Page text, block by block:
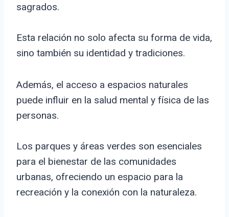
sagrados.
Esta relación no solo afecta su forma de vida,
sino también su identidad y tradiciones.
Además, el acceso a espacios naturales
puede influir en la salud mental y física de las
personas.
Los parques y áreas verdes son esenciales
para el bienestar de las comunidades
urbanas, ofreciendo un espacio para la
recreación y la conexión con la naturaleza.